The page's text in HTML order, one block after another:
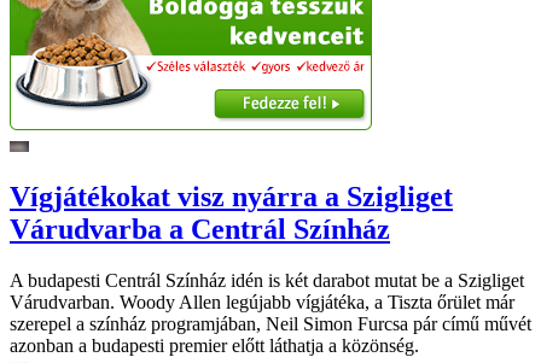
Vígjátékokat visz nyárra a Szigliget
Várudvarba a Centrál Színház
A budapesti Centrál Színház idén is két darabot mutat be a Szigliget
Várudvarban. Woody Allen legújabb vígjátéka, a Tiszta őrület már
szerepel a színház programjában, Neil Simon Furcsa pár című művét
azonban a budapesti premier előtt láthatja a közönség.